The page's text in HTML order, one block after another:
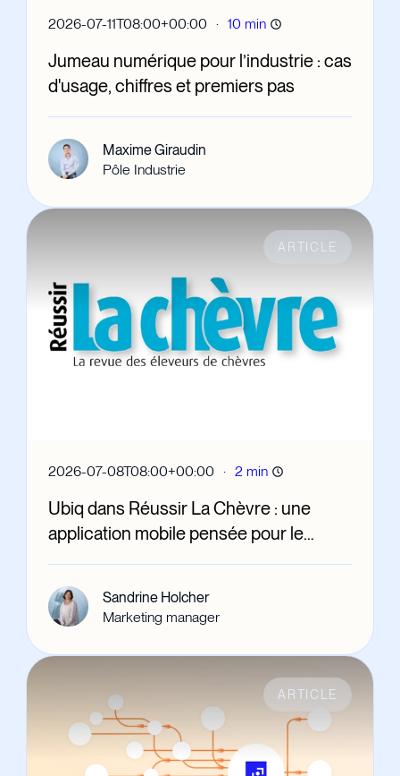
2026-07-11T08:00+00:00 · 10 min
Jumeau numérique pour l’industrie : cas
d'usage, chiffres et premiers pas
Maxime Giraudin
Pôle Industrie
ARTICLE
2026-07-08T08:00+00:00 · 2 min
Ubiq dans Réussir La Chèvre : une
application mobile pensée pour le
quotidien des éleveurs caprins
Sandrine Holcher
Marketing manager
ARTICLE